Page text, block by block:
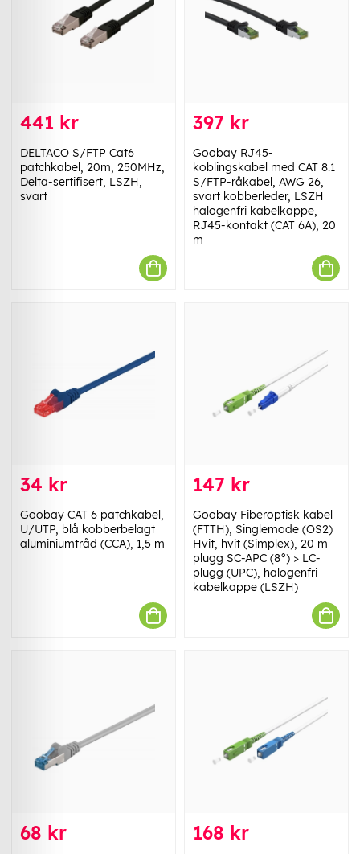
441 kr
DELTACO S/FTP Cat6
patchkabel, 20m, 250MHz,
Delta-sertifisert, LSZH,
svart
397 kr
Goobay RJ45-
koblingskabel med CAT 8.1
S/FTP-råkabel, AWG 26,
svart kobberleder, LSZH
halogenfri kabelkappe,
RJ45-kontakt (CAT 6A), 20
m
34 kr
Goobay CAT 6 patchkabel,
U/UTP, blå kobberbelagt
aluminiumtråd (CCA), 1,5 m
147 kr
Goobay Fiberoptisk kabel
(FTTH), Singlemode (OS2)
Hvit, hvit (Simplex), 20 m
plugg SC-APC (8°) > LC-
plugg (UPC), halogenfri
kabelkappe (LSZH)
68 kr 168 kr